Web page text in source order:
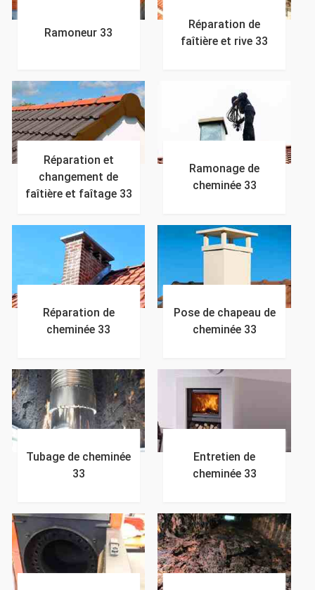
Ramoneur 33
Réparation de
faîtière et rive 33
Réparation et
changement de
faîtière et faîtage 33
Ramonage de
cheminée 33
Réparation de
cheminée 33
Pose de chapeau de
cheminée 33
Tubage de cheminée
33
Entretien de
cheminée 33